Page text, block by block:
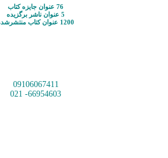
76 عنوان جایزه کتاب
5 عنوان ناشر برگزیده
1200 عنوان کتاب منتشرشده
09106067411
66954603- 021